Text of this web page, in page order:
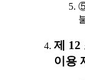
제 12
이용